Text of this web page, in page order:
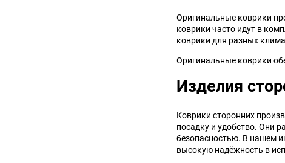
Оригинальные коврики
коврики часто идут в
коврики для разных
Оригинальные коврики
Изделия
Коврики сторонних
посадку и удобство. Они
безопасностью. В нашем
высокую надёжность в